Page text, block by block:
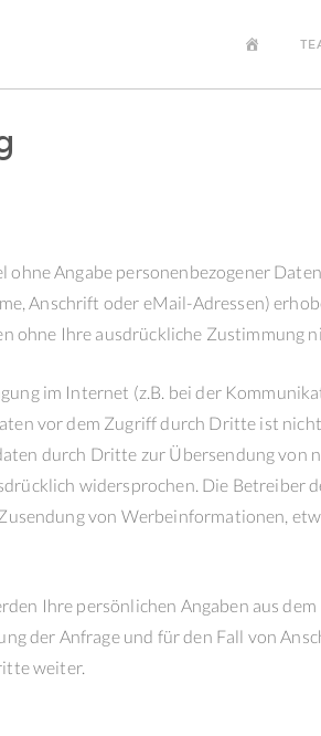
Angabe personenbezogener
Anschrift oder eMail-Adressen)
ohne Ihre ausdrückliche Zustimmung
im Internet (z.B. bei der
vor dem Zugriff durch Dritte ist
durch Dritte zur Übersendung von
widersprochen. Die Betreiber
von Werbeinformationen,
Ihre persönlichen Angaben aus
der Anfrage und für den Fall von
weiter.